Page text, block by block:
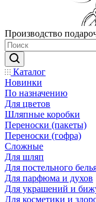
Производство
Каталог
Новинки
По назначению
Для цветов
Шляпные коробки
Переноски (пакеты)
Переноски (гофра)
Сложные
Для шляп
Для постельного
Для парфюма и духов
Для украшений и
Для косметики и